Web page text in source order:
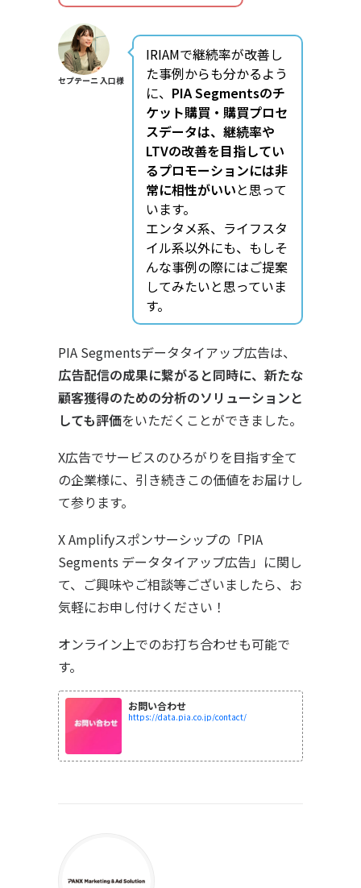
セプテーニ 入口様
IRIAMで継続率が改善し
た事例からも分かるよう
に、 PIA Segmentsのチ
ケット購買・購買プロセ
スデータは、継続率や
LTVの改善を目指してい
るプロモーションには非
常に相性がいいと思って
います。
エンタメ系、ライフスタ
イル系以外にも、もしそ
んな事例の際にはご提案
してみたいと思っていま
す。
PIA Segmentsデータタイアップ広告は、
広告配信の成果に繋がると同時に、新たな
顧客獲得のための分析のソリューションと
しても評価をいただくことができました。
X広告でサービスのひろがりを目指す全て
の企業様に、引き続きこの価値をお届けし
て参ります。
X Amplifyスポンサーシップの「PIA
Segments データタイアップ広告」に関し
て、ご興味やご相談等ございましたら、お
気軽にお申し付けください！
オンライン上でのお打ち合わせも可能で
す。
お問い合わせ
https://data.pia.co.jp/contact/